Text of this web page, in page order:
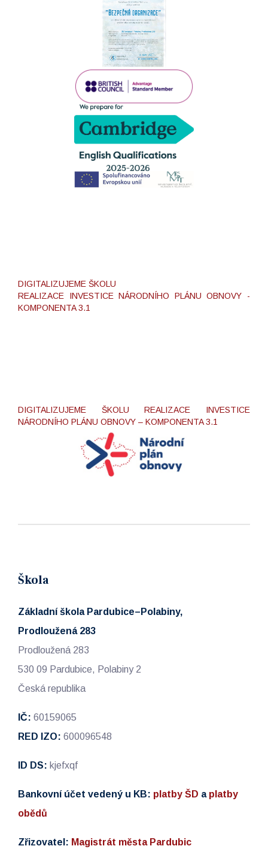
DIGITALIZUJEME ŠKOLU
REALIZACE INVESTICE NÁRODNÍHO PLÁNU OBNOVY -
KOMPONENTA 3.1
DIGITALIZUJEME ŠKOLU REALIZACE INVESTICE
NÁRODNÍHO PLÁNU OBNOVY – KOMPONENTA 3.1
Škola
Základní škola Pardubice–Polabiny,
Prodloužená 283
Prodloužená 283
530 09 Pardubice, Polabiny 2
Česká republika
IČ: 60159065
RED IZO: 600096548
ID DS: kjefxqf
Bankovní účet vedený u KB: platby ŠD a platby
obědů
Zřizovatel: Magistrát města Pardubic